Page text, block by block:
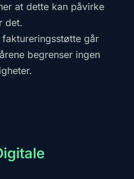
at dette kan påvirke
det.
går
begrenser ingen